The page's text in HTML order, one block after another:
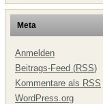
Meta
Anmelden
Beitrags-Feed (RSS)
Kommentare als RSS
WordPress.org